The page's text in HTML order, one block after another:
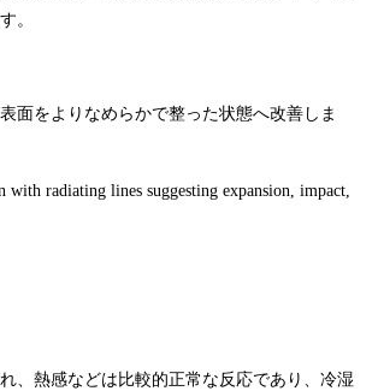
。
面をよりなめらかで整った状態へ改善しま
、熱感などは比較的正常な反応であり、冷湿